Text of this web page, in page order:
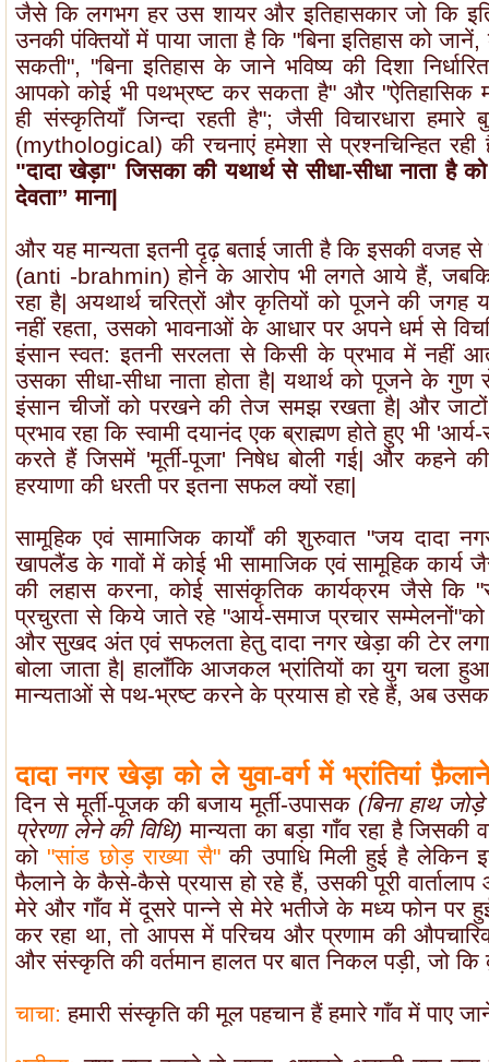
जैसे कि लगभग हर उस शायर और इतिहासकार जो कि
उनकी पंक्तियों में पाया जाता है कि "बिना इतिहास को
सकती", "बिना इतिहास के जाने भविष्य की दिशा
आपको कोई भी पथभ्रष्ट कर सकता है" और "ऐतिहासिक
ही संस्कृतियाँ जिन्दा रहती है"; जैसी विचारधारा
(mythological) की रचनाएं हमेशा से प्रश्नचिन्हित रही
"दादा खेड़ा" जिसका की यथार्थ से सीधा-सीधा नाता है
देवता” माना|
और यह मान्यता इतनी दृढ़ बताई जाती है कि इसकी वजह से
(anti -brahmin) होने के आरोप भी लगते आये हैं, जबकि
रहा है| अयथार्थ चरित्रों और कृतियों को पूजने की जगह
नहीं रहता, उसको भावनाओं के आधार पर अपने धर्म से
इंसान स्वत: इतनी सरलता से किसी के प्रभाव में नहीं
उसका सीधा-सीधा नाता होता है| यथार्थ को पूजने के गुण
इंसान चीजों को परखने की तेज समझ रखता है| और जाटों
प्रभाव रहा कि स्वामी दयानंद एक ब्राह्मण होते हुए भी
करते हैं जिसमें 'मूर्ती-पूजा' निषेध बोली गई| और कहने
हरयाणा की धरती पर इतना सफल क्यों रहा|
सामूहिक एवं सामाजिक कार्यों की शुरुवात "जय दादा
खापलैंड के गावों में कोई भी सामाजिक एवं सामूहिक कार्य
की लहास करना, कोई सासंकृतिक कार्यक्रम जैसे कि
प्रचुरता से किये जाते रहे "आर्य-समाज प्रचार
और सुखद अंत एवं सफलता हेतु दादा नगर खेड़ा की टेर
बोला जाता है| हालाँकि आजकल भ्रांतियों का युग चला
मान्यताओं से पथ-भ्रष्ट करने के प्रयास हो रहे हैं, अब
दादा नगर खेड़ा को ले युवा-वर्ग में भ्रांतियां
दिन से मूर्ती-पूजक की बजाय मूर्ती-उपासक (बिना हाथ
प्रेरणा लेने की विधि) मान्यता का बड़ा गाँव रहा है
को "सांड छोड़ राख्या सै"की उपाधि मिली हुई है लेकिन
फैलाने के कैसे-कैसे प्रयास हो रहे हैं, उसकी पूरी वार्तालाप
मेरे और गाँव में दूसरे पान्ने से मेरे भतीजे के मध्य फोन पर
कर रहा था, तो आपस में परिचय और प्रणाम की
और संस्कृति की वर्तमान हालत पर बात निकल पड़ी, जो
चाचा: हमारी संस्कृति की मूल पहचान हैं हमारे गाँव में पाए